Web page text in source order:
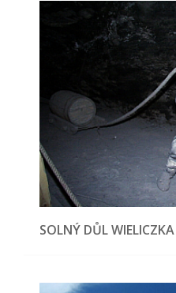
SOLNÝ DŮL WIELICZKA